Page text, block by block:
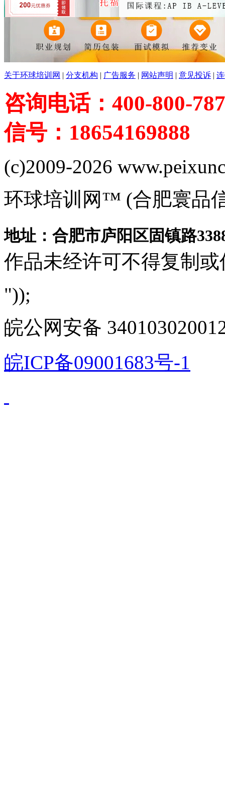
关于环球培训网 | 分支机构 | 广告服务 | 网站声明 | 意见投诉 |
咨询电话：400-800-
信号：18654169888
(c)2009-2026
环球培训网™ (合肥寰品
地址：合肥市庐阳区固镇路
作品未经许可不得复制或
"));
皖公网安备
皖ICP备09001683号-1